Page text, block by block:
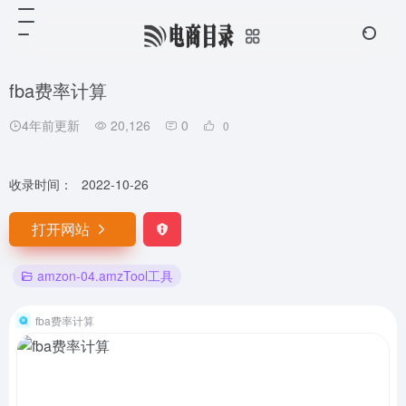
fba费率计算
4年前更新 20,126 0 0
收录时间： 2022-10-26
打开网站
amzon-04.amzTool工具
fba费率计算